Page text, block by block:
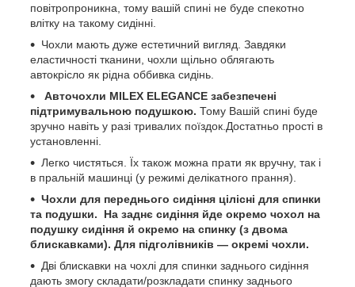
повітропроникна, тому вашій спині не буде спекотно
влітку на такому сидінні.
Чохли мають дуже естетичний вигляд. Завдяки
еластичності тканини, чохли щільно облягають
автокрісло як рідна оббивка сидінь.
Авточохли MILEX ELEGANCE забезпечені
підтримувальною подушкою. Тому Вашій спині буде
зручно навіть у разі тривалих поїздок.Достатньо прості в
установленні.
Легко чистяться. Їх також можна прати як вручну, так і
в пральній машинці (у режимі делікатного прання).
Чохли для переднього сидіння цілісні для спинки
та подушки. На заднє сидіння йде окремо чохол на
подушку сидіння й окремо на спинку (з двома
блискавками). Для підголівників — окремі чохли.
Дві блискавки на чохлі для спинки заднього сидіння
дають змогу складати/розкладати спинку заднього